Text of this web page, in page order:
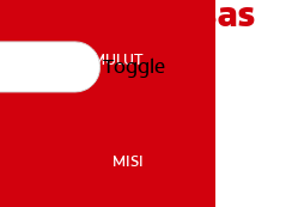
KESIHATAN MULUT
MISI
Toggle
101: Asas